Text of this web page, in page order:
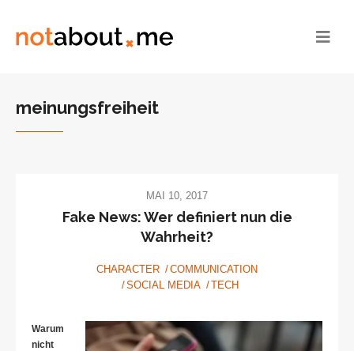
meinungsfreiheit
MAI 10, 2017
Fake News: Wer definiert nun die
Wahrheit?
CHARACTER
COMMUNICATION
SOCIAL MEDIA
TECH
Warum
nicht